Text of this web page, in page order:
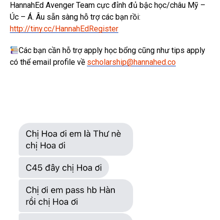
HannahEd Avenger Team cực đỉnh đủ bậc học/châu Mỹ –
Úc – Á. Âu sẵn sàng hỗ trợ các bạn rồi:
http://tiny.cc/HannahEdRegister
Các bạn cần hỗ trợ apply học bổng cũng như tips apply
có thể email profile về scholarship@hannahed.co